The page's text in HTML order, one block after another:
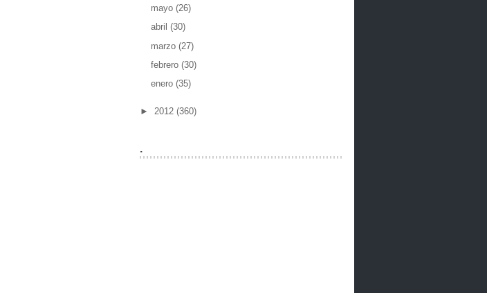
mayo (26)
abril (30)
marzo (27)
febrero (30)
enero (35)
► 2012 (360)
.